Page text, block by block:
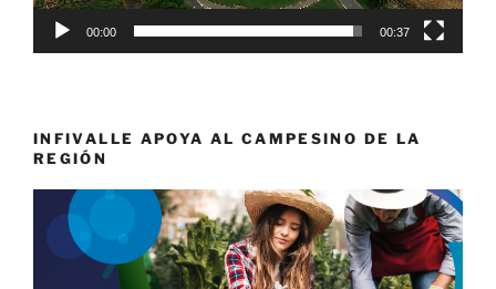
00:00 00:37
INFIVALLE APOYA AL CAMPESINO DE LA
REGIÓN